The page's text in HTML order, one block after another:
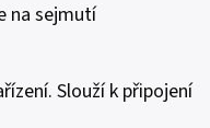
na sejmutí
Slouží k připojení